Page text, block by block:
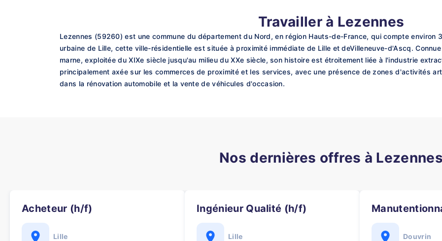
Travailler à Lezennes
Lezennes (59260) est une commune du département du Nord, en région Hauts-de-France, qui compte environ
urbaine de Lille, cette ville-résidentielle est située à proximité immédiate de Lille et deVilleneuve-d'Ascq.
marne, exploitée du XIXe siècle jusqu'au milieu du XXe siècle, son histoire est étroitement liée à l'industrie
principalement axée sur les commerces de proximité et les services, avec une présence de zones d'activités
dans la rénovation automobile et la vente de véhicules d'occasion.
Nos dernières offres à Lezennes
Acheteur (h/f)
Lille
Ingénieur Qualité (h/f)
Lille Douvrin